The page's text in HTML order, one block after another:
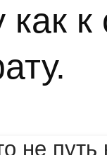
как